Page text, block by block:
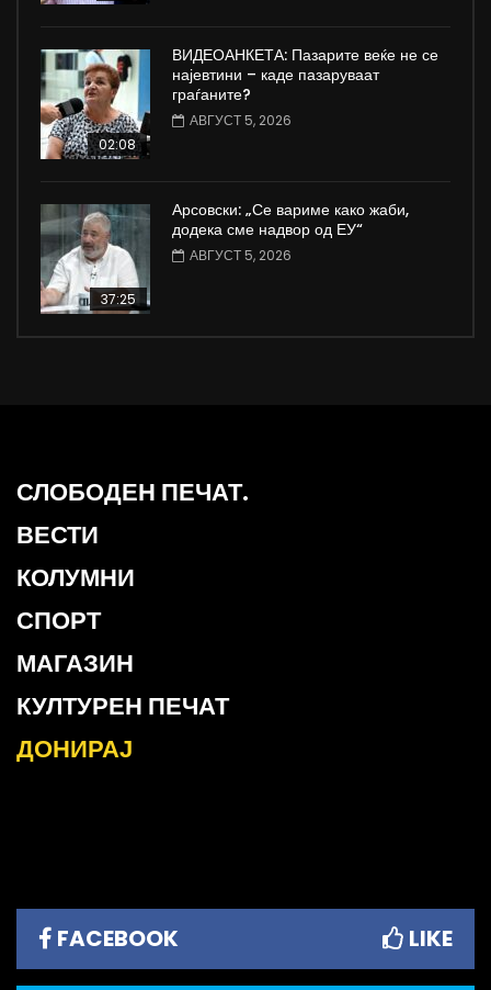
02:08
ВИДЕОАНКЕТА: Пазарите веќе не се
најевтини – каде пазаруваат
граѓаните?
АВГУСТ 5, 2026
37:25
Арсовски: „Се вариме како жаби,
додека сме надвор од ЕУ“
АВГУСТ 5, 2026
СЛОБОДЕН ПЕЧАТ.
ВЕСТИ
КОЛУМНИ
СПОРТ
МАГАЗИН
КУЛТУРЕН ПЕЧАТ
ДОНИРАЈ
FACEBOOK LIKE